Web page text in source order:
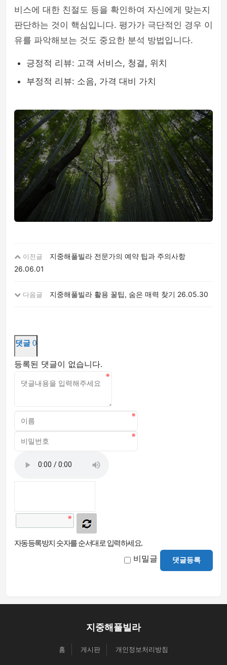
비스에 대한 친절도 등을 확인하여 자신에게 맞는지
판단하는 것이 핵심입니다. 평가가 극단적인 경우 이
유를 파악해보는 것도 중요한 분석 방법입니다.
긍정적 리뷰: 고객 서비스, 청결, 위치
부정적 리뷰: 소음, 가격 대비 가치
이전글
지중해풀빌라 전문가의 예약 팁과 주의사항
26.06.01
다음글 지중해풀빌라 활용 꿀팁, 숨은 매력 찾기 26.05.30
댓글 0
등록된 댓글이 없습니다.
자동등록방지 숫자를 순서대로 입력하세요.
비밀글 댓글등록
지중해풀빌라
홈 게시판 개인정보처리방침